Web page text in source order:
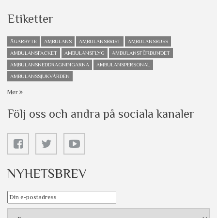
Etiketter
ÄGARBYTE AMBULANS AMBULANSBRIST
AMBULANSBUSS
AMBULANSFACKET
AMBULANSFLYG
AMBULANSFÖRBUNDET
AMBULANSNEDDRAGNINGARNA
AMBULANSPERSONAL
AMBULANSSJUKVÅRDEN
Mer
Följ oss och andra på sociala kanaler
NYHETSBREV